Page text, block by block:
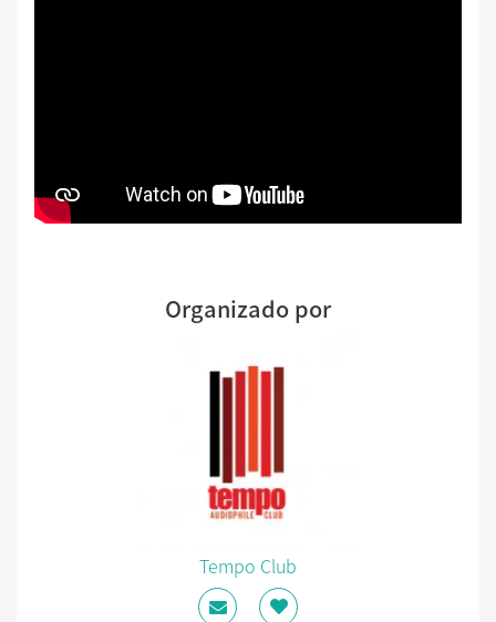
Organizado por
Tempo Club